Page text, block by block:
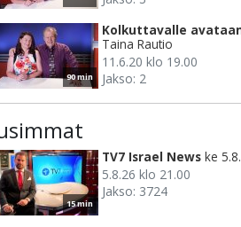
90 min
Kolkuttavalle
Taina Rautio
11.6.20 klo 19.00
Jakso: 2
15 min
TV7 Israel News ke 5.8.
5.8.26 klo 21.00
Jakso: 3724